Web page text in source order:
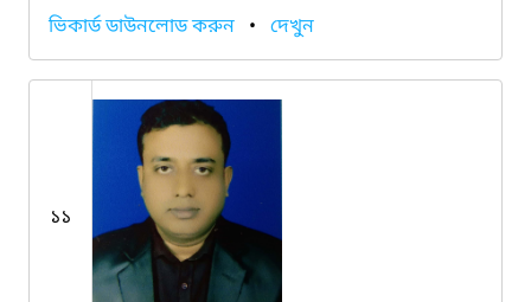
ভিকার্ড ডাউনলোড করুন • দেখুন
১১